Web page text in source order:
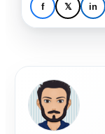
f 𝕏 in